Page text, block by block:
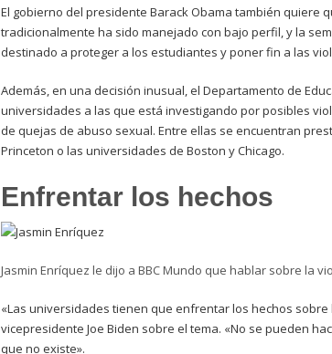
El gobierno del presidente Barack Obama también quiere
tradicionalmente ha sido manejado con bajo perfil, y la
destinado a proteger a los estudiantes y poner fin a las
Además, en una decisión inusual, el Departamento de
universidades a las que está investigando por posibles
de quejas de abuso sexual. Entre ellas se encuentran
Princeton o las universidades de Boston y Chicago.
Enfrentar los hechos
Jasmin Enríquez le dijo a BBC Mundo que hablar sobre la
«Las universidades tienen que enfrentar los hechos
vicepresidente Joe Biden sobre el tema. «No se pueden
que no existe».